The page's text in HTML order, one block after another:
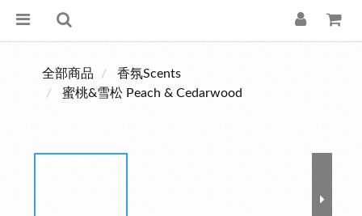
全部商品
香氛Scents
蜜桃&雪松 Peach & Cedarwood